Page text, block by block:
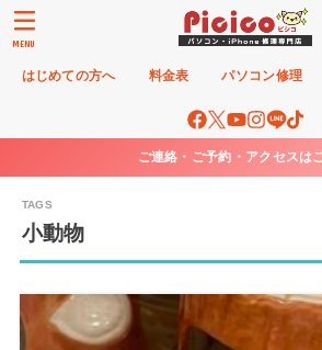
はじめての方へ 料金表 パソコン修理
MENU
ご連絡・ご予約・アクセスは
小動物